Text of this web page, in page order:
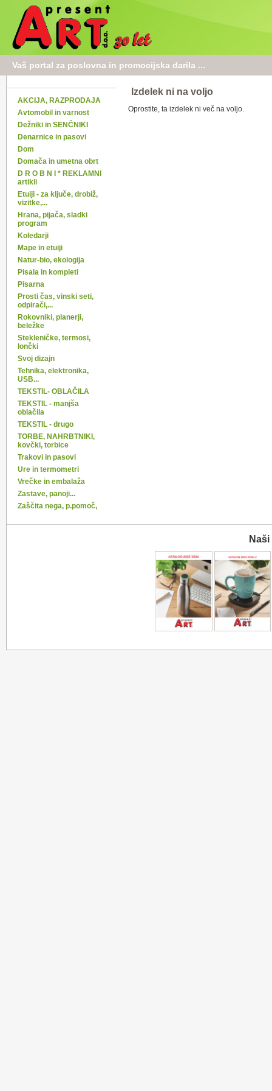
Vaš portal za poslovna in promocijska darila ...
AKCIJA, RAZPRODAJA
Avtomobil in varnost
Dežniki in SENČNIKI
Denarnice in pasovi
Dom
Domača in umetna obrt
D R O B N I * REKLAMNI
artikli
Etuiji - za ključe, drobiž,
vizitke,...
Hrana, pijača, sladki
program
Koledarji
Mape in etuiji
Natur-bio, ekologija
Pisala in kompleti
Pisarna
Prosti čas, vinski seti,
odpirači,...
Rokovniki, planerji,
beležke
Stekleničke, termosi,
lončki
Svoj dizajn
Tehnika, elektronika,
USB...
TEKSTIL- OBLAČILA
TEKSTIL - manjša
oblačila
TEKSTIL - drugo
TORBE, NAHRBTNIKI,
kovčki, torbice
Trakovi in pasovi
Ure in termometri
Vrečke in embalaža
Zastave, panoji...
Zaščita nega, p.pomoč,
Izdelek ni na voljo
Oprostite, ta izdelek ni več na voljo.